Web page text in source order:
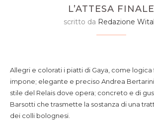
L’ATTESA FINALE
scritto da Redazione
Allegri e colorati i piatti di Gaya, come
impone; elegante e preciso Andrea
stile del Relais dove opera; concreto e di
Barsotti che trasmette la sostanza di una
dei colli bolognesi.